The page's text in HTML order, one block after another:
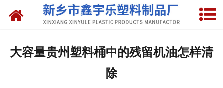
网站首页
大容量贵州塑料桶中的残留机油怎样清
除